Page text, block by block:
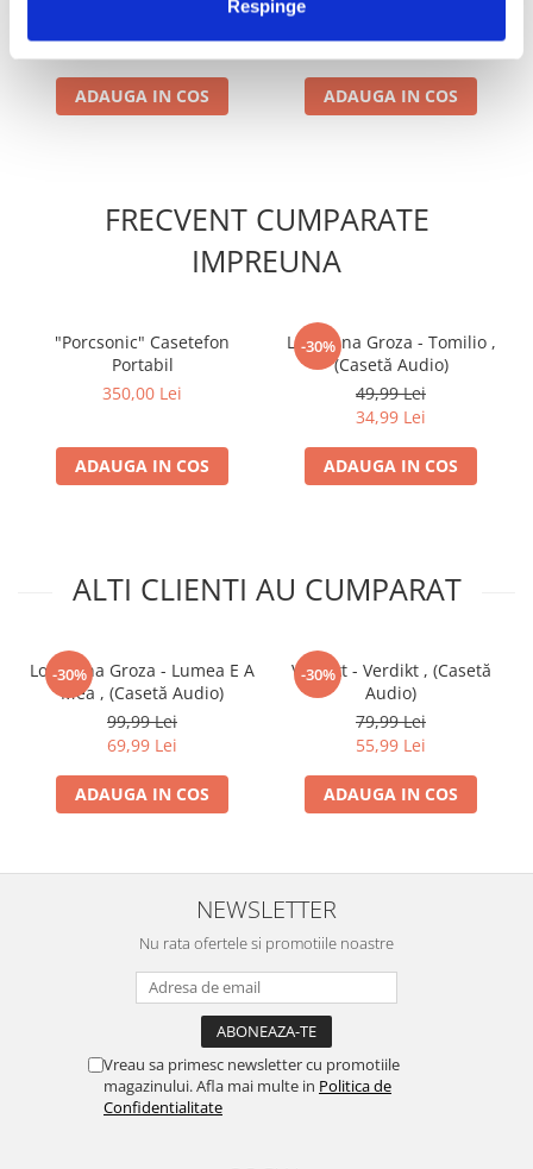
Respinge
69,99 Lei
ADAUGA IN COS ADAUGA IN COS
FRECVENT CUMPARATE
IMPREUNA
"Porcsonic" Casetefon
Portabil
350,00 Lei
ADAUGA IN COS
-30%
Loredana Groza - Tomilio ,
(Casetă Audio)
49,99 Lei
34,99 Lei
ADAUGA IN COS
ALTI CLIENTI AU CUMPARAT
-30%
Loredana Groza - Lumea E A
Mea , (Casetă Audio)
99,99 Lei
69,99 Lei
ADAUGA IN COS
-30%
Verdikt - Verdikt , (Casetă
Audio)
79,99 Lei
55,99 Lei
ADAUGA IN COS
NEWSLETTER
Nu rata ofertele si promotiile noastre
Vreau sa primesc newsletter cu promotiile
magazinului. Afla mai multe in Politica de
Confidentialitate